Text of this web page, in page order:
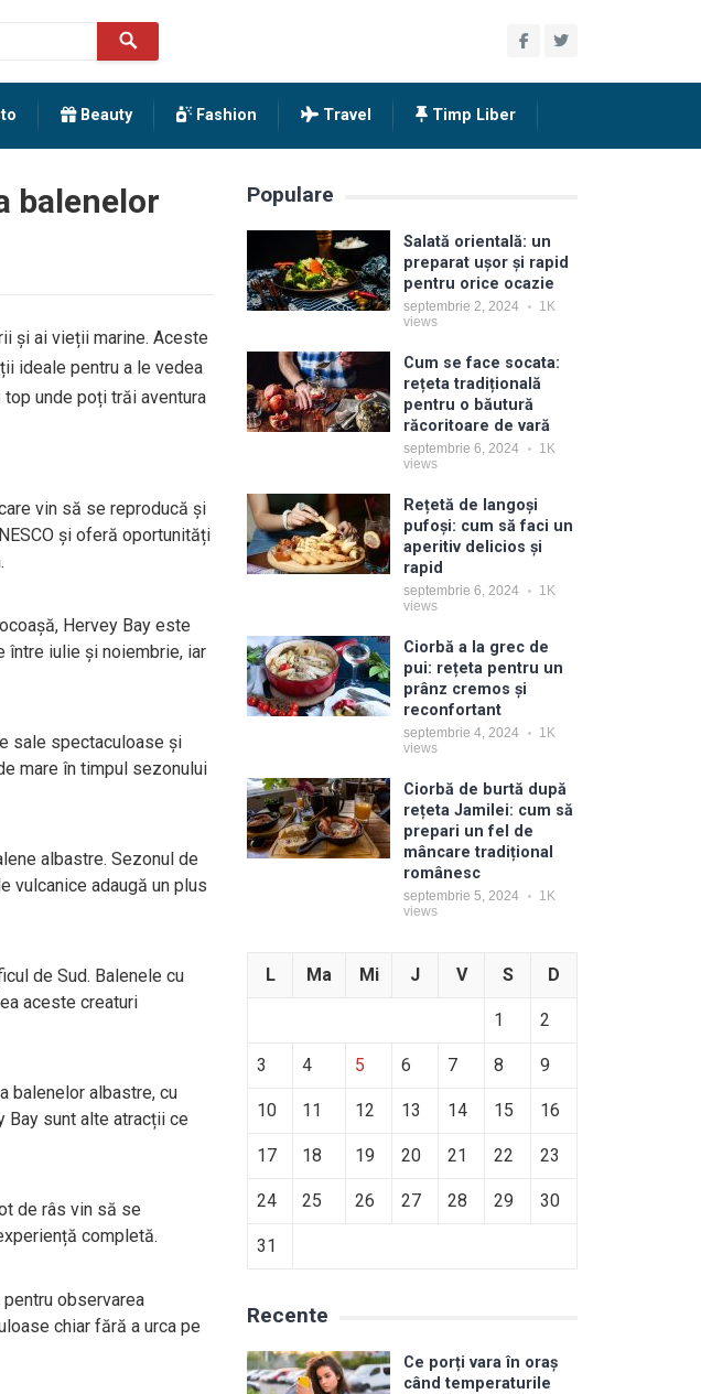
Beauty Fashion Travel Timp Liber
balenelor
și ai vieții marine. Aceste
ideale pentru a le vedea
unde poți trăi aventura
vin să se reproducă și
și oferă oportunități
Hervey Bay este
între iulie și noiembrie, iar
sale spectaculoase și
mare în timpul sezonului
albastre. Sezonul de
vulcanice adaugă un plus
de Sud. Balenele cu
aceste creaturi
balenelor albastre, cu
Bay sunt alte atracții ce
de râs vin să se
completă.
observarea
chiar fără a urca pe
Populare
Salată orientală: un
preparat ușor și rapid
pentru orice ocazie
septembrie 2, 2024
1K
views
Cum se face socata:
rețeta tradițională
pentru o băutură
răcoritoare de vară
septembrie 6, 2024
1K
views
Rețetă de langoși
pufoși: cum să faci un
aperitiv delicios și
rapid
septembrie 6, 2024
1K
views
Ciorbă a la grec de
pui: rețeta pentru un
prânz cremos și
reconfortant
septembrie 4, 2024
1K
views
Ciorbă de burtă după
rețeta Jamilei: cum să
prepari un fel de
mâncare tradițional
românesc
septembrie 5, 2024
1K
views
L Ma Mi J V S D
1 2
3 4 5 6 7 8 9
10 11 12 13 14 15 16
17 18 19 20 21 22 23
24 25 26 27 28 29 30
31
Recente
Ce porți vara în oraș
când temperaturile